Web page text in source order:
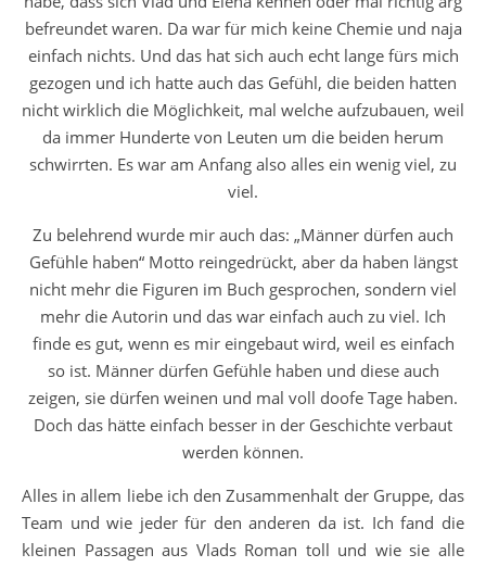
befreundet waren. Da war für mich keine Chemie und naja
einfach nichts. Und das hat sich auch echt lange fürs mich
gezogen und ich hatte auch das Gefühl, die beiden hatten
nicht wirklich die Möglichkeit, mal welche aufzubauen, weil
da immer Hunderte von Leuten um die beiden herum
schwirrten. Es war am Anfang also alles ein wenig viel, zu
viel.
Zu belehrend wurde mir auch das: „Männer dürfen auch
Gefühle haben“ Motto reingedrückt, aber da haben längst
nicht mehr die Figuren im Buch gesprochen, sondern viel
mehr die Autorin und das war einfach auch zu viel. Ich
finde es gut, wenn es mir eingebaut wird, weil es einfach
so ist. Männer dürfen Gefühle haben und diese auch
zeigen, sie dürfen weinen und mal voll doofe Tage haben.
Doch das hätte einfach besser in der Geschichte verbaut
werden können.
Alles in allem liebe ich den Zusammenhalt der Gruppe, das
Team und wie jeder für den anderen da ist. Ich fand die
kleinen Passagen aus Vlads Roman toll und wie sie alle